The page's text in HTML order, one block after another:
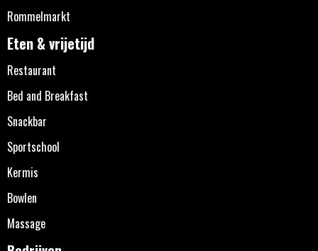
Rommelmarkt
Eten & vrijetijd
Restaurant
Bed and Breakfast
Snackbar
Sportschool
Kermis
Bowlen
Massage